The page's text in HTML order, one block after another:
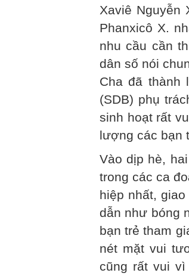
Xaviê Nguyễn
Phanxicô X.
nhu cầu cần
dân số nói
Cha đã thành
(SDB) phụ
sinh hoạt rất
lượng các bạn
Vào dịp hè,
trong các ca
hiệp nhất,
dẫn như bóng
bạn trẻ tham
nét mặt vui
cũng rất vui